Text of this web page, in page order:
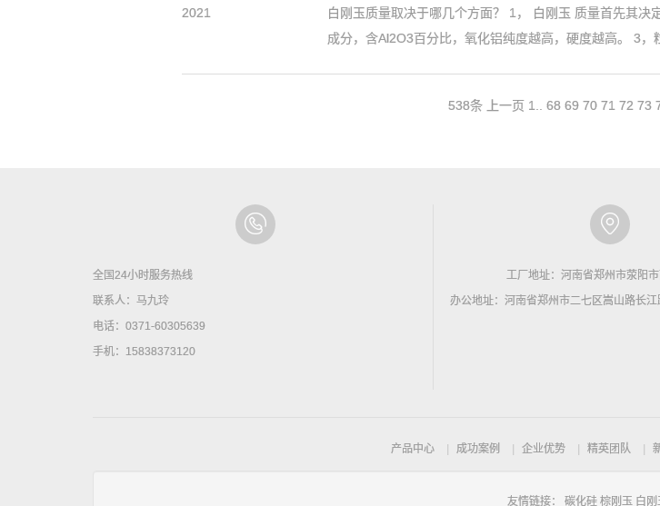
2021
白刚玉质量取决于哪几个方面？ 1， 白刚玉 质量首先其
成分，含Al2O3百分比，氧化铝纯度越高，硬度越高。 3，
538条 上一页 1 68 69 70 71 72 73
全国24小时服务热线
联系人：马九玲
电话：0371-60305639
手机：15838373120
工厂地址：河南省郑州市荥阳
办公地址：河南省郑州市二七区嵩山路长
产品中心 成功案例 企业优势 精英团队
友情链接： 碳化硅 棕刚玉 白